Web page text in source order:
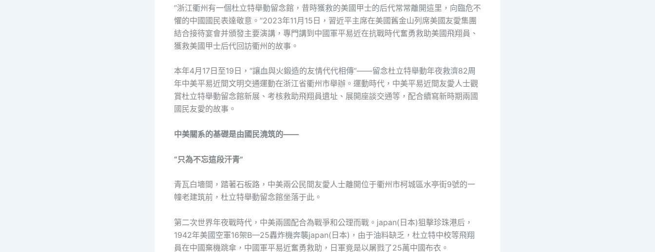
“浙江衢州有一個杜立特舉動留念館，昔時獲救的美國甲士的后代常常離開這里，向臨危不
懼的中國國民表達敬意。”2023年11月15日，習近平主席在美國舊金山列席美國友愛集團
結合接待宴會并頒發主要演講，專門講到中國軍平易近在抗戰時代奮勇救助美國飛翔員、
獲救美國甲士后代回訪衢州的故事。
本年4月17日至19日，“讓血與火鍛造的友情代代相傳”——留念杜立特舉動年夜救濟82周
年中美平易近間文明交通運動在浙江省衢州市舉辦。運動時代，中美平易近間友愛人士觀
賞杜立特舉動留念館新展、考核救助飛翔員遺址、展開座談交通等，配合續寫新時期兩國
國民友愛的故事。
中美關系的基礎是由國民澆筑的——
“只為不忘這段汗青”
青瓦白墻間，踏著石板路，中美兩公民間友愛人士離開位于衢州市柯城區水亭街9號的一
幢老建筑前，杜立特舉動留念館坐落于此。
第二次世界年夜戰時代，中美兩國配合為戰爭和公理而戰。japan(日本)狙擊珍珠港后，
1942年美國空軍16架B—25轟炸機奔襲japan(日本)，由于油料缺乏，杜立特中校等飛翔
員在中國棄機跳傘，中國軍平易近奮勇救助，日軍竟是以屠戮了25萬中國布衣。